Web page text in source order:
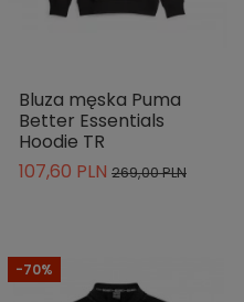
Bluza męska Puma
Better Essentials
Hoodie TR
107,60 PLN 269,00 PLN
-70%